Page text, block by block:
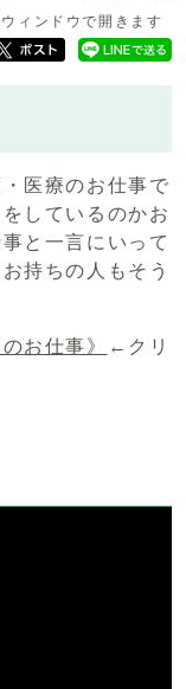
ィンドウで開きます
医療のお仕事で
しているのかお
と一言にいって
持ちの人もそう
のお仕事》
←クリ